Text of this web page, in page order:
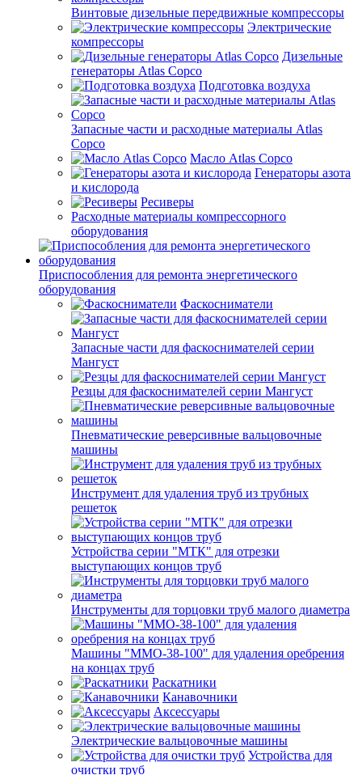
Винтовые дизельные передвижные компрессоры
Электрические
компрессоры
Дизельные
генераторы Atlas Copco
Подготовка воздуха
Запасные части и расходные материалы Atlas
Copco
Масло Atlas Copco
Генераторы азота
и кислорода
Ресиверы
Расходные материалы компрессорного
оборудования
Приспособления для ремонта энергетического
оборудования
Фаскосниматели
Запасные части для фаскоснимателей серии
Мангуст
Резцы для фаскоснимателей серии Мангуст
Пневматические реверсивные вальцовочные
машины
Инструмент для удаления труб из трубных
решеток
Устройства серии "МТК" для отрезки
выступающих концов труб
Инструменты для торцовки труб малого диаметра
Машины "ММО-38-100" для удаления оребрения
на концах труб
Раскатники
Канавочники
Аксессуары
Электрические вальцовочные машины
Устройства для
очистки труб